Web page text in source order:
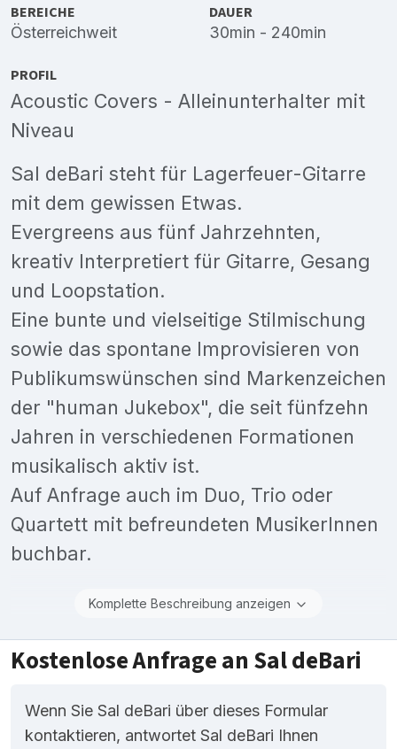
BEREICHE
Österreichweit
DAUER
30min - 240min
PROFIL
Acoustic Covers - Alleinunterhalter mit
Niveau
Sal deBari steht für Lagerfeuer-Gitarre
mit dem gewissen Etwas.
Evergreens aus fünf Jahrzehnten,
kreativ Interpretiert für Gitarre, Gesang
und Loopstation.
Eine bunte und vielseitige Stilmischung
sowie das spontane Improvisieren von
Publikumswünschen sind Markenzeichen
der "human Jukebox", die seit fünfzehn
Jahren in verschiedenen Formationen
musikalisch aktiv ist.
Auf Anfrage auch im Duo, Trio oder
Quartett mit befreundeten MusikerInnen
buchbar.
Komplette Beschreibung anzeigen
Kostenlose Anfrage an Sal deBari
Wenn Sie Sal deBari über dieses Formular
kontaktieren, antwortet Sal deBari Ihnen